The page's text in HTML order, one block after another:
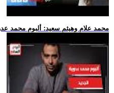
.. محمد علام وهيثم سعيد: ألبوم محمد